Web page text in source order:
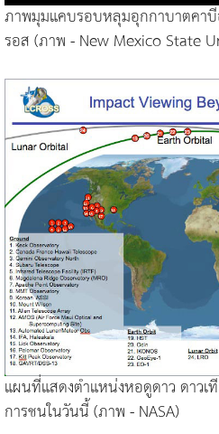
ภาพมุมแคบรอบหลุมอุกกาบาตคา
รอส (ภาพ - New Mexico State
แผนที่แสดงตำแหน่งหอดูดาว ดาว
การชนในวันนี้ (ภาพ - NASA)